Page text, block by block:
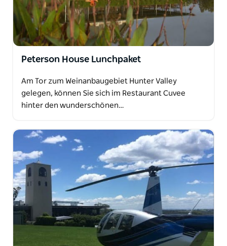
Peterson House Lunchpaket
Am Tor zum Weinanbaugebiet Hunter Valley
gelegen, können Sie sich im Restaurant Cuvee
hinter den wunderschönen…